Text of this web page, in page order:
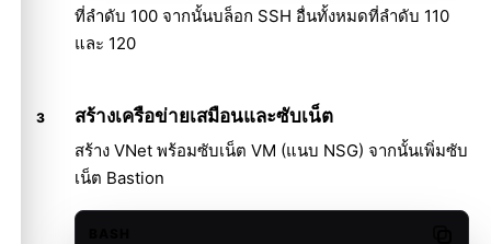
ที่ลำดับ 100 จากนั้นบล็อก SSH อื่นทั้งหมดที่ลำดับ 110
และ 120
สร้างเครือข่ายเสมือนและซับเน็ต
สร้าง VNet พร้อมซับเน็ต VM (แนบ NSG) จากนั้นเพิ่มซับ
เน็ต Bastion